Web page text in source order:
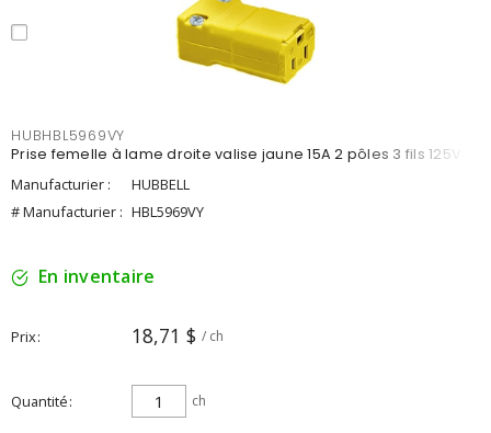
HUBHBL5969VY
Prise femelle à lame droite valise jaune 15A 2 pôles 3 fils 125V
Manufacturier :
HUBBELL
# Manufacturier : HBL5969VY
En inventaire
Prix 18,71 $ / ch
Quantité ch